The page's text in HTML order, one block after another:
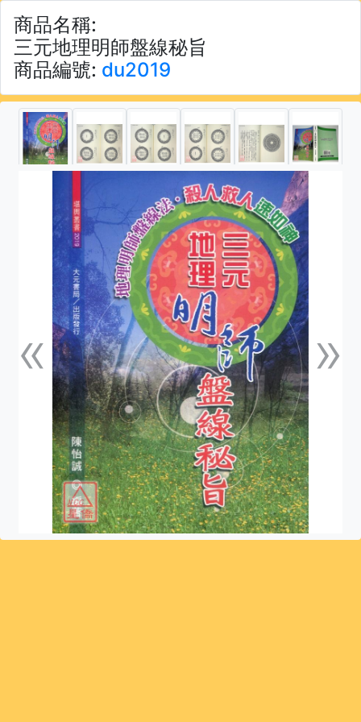
商品名稱:
三元地理明師盤線秘旨
商品編號: du2019
«上一張 »下一